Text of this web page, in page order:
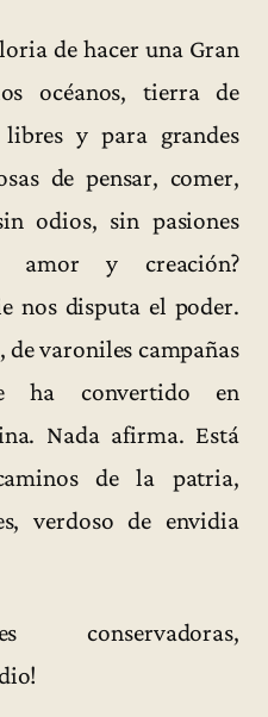
de hacer una Gran
océanos, tierra de
y para grandes
de pensar, comer,
odios, sin pasiones
amor y creación?
nos disputa el poder.
varoniles campañas
ha convertido en
Nada afirma. Está
de la patria,
verdoso de envidia
conservadoras,